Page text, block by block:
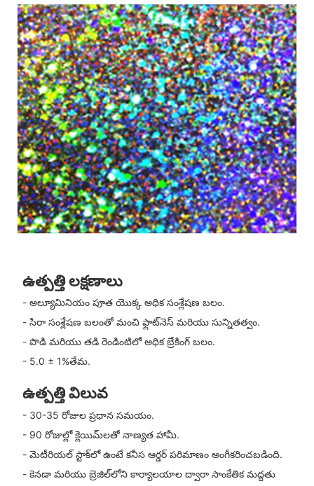
ఉత్పత్తి లక్షణాలు
- అల్యూమినియం పూత యొక్క అధిక సంశ్లేషణ బలం.
- సిరా సంశ్లేషణ బలంతో మంచి ఫ్లాట్‌నెస్ మరియు సున్నితత్వం.
- పొడి మరియు తడి రెండింటిలో అధిక బ్రేకింగ్ బలం.
- 5.0 ± 1%తేమ.
ఉత్పత్తి విలువ
- 30-35 రోజుల ప్రధాన సమయం.
- 90 రోజుల్లో క్లెయిమ్‌లతో నాణ్యత హామీ.
- మెటీరియల్ స్టాక్‌లో ఉంటే కనీస ఆర్డర్ పరిమాణం అంగీకరించబడింది.
- కెనడా మరియు బ్రెజిల్‌లోని కార్యాలయాల ద్వారా సాంకేతిక మద్దతు